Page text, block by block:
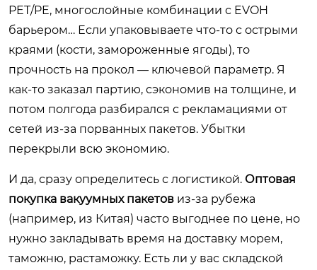
PET/PE, многослойные комбинации с EVOH
барьером… Если упаковываете что-то с острыми
краями (кости, замороженные ягоды), то
прочность на прокол — ключевой параметр. Я
как-то заказал партию, сэкономив на толщине, и
потом полгода разбирался с рекламациями от
сетей из-за порванных пакетов. Убытки
перекрыли всю экономию.
И да, сразу определитесь с логистикой. Оптовая
покупка вакуумных пакетов из-за рубежа
(например, из Китая) часто выгоднее по цене, но
нужно закладывать время на доставку морем,
таможню, растаможку. Есть ли у вас складской